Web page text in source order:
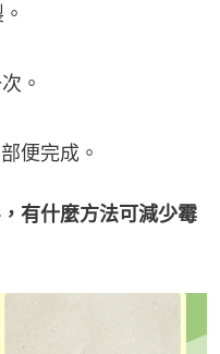
。
便完成。
有什麼方法可減少霉